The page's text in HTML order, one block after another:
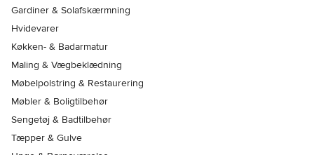
Gardiner & Solafskærmning
Hvidevarer
Køkken- & Badarmatur
Maling & Vægbeklædning
Møbelpolstring & Restaurering
Møbler & Boligtilbehør
Sengetøj & Badtilbehør
Tæpper & Gulve